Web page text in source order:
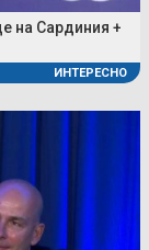
на Сардиния +
ИНТЕРЕСНО